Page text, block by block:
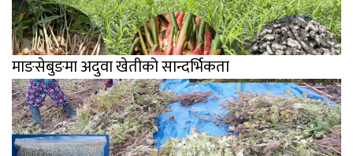
माङसेबुङमा अदुवा खेतीको सान्दर्भिकता